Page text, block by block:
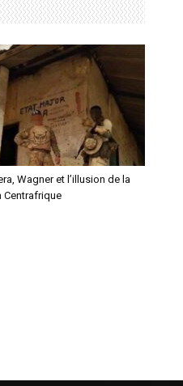
Wagner et l’illusion de la
Centrafrique